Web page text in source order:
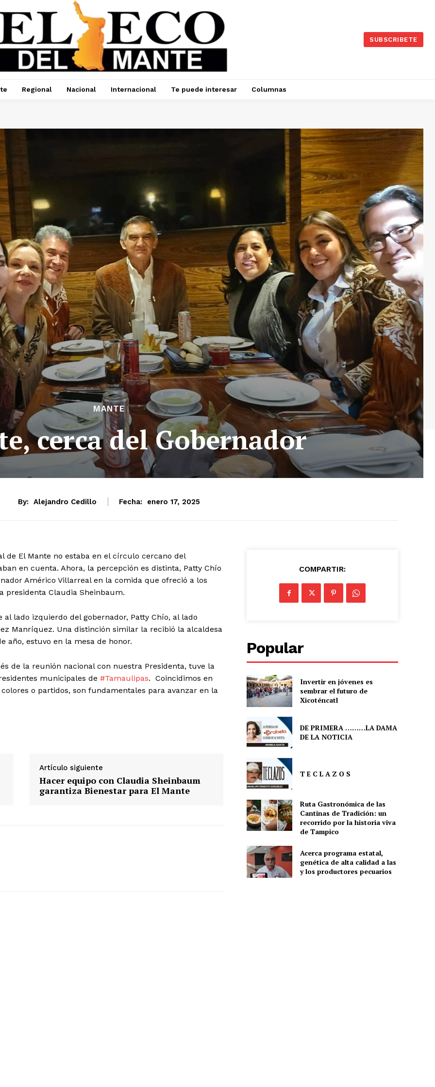
SUBSCRIBETE
Regional Nacional Internacional Te puede interesar Columnas
MANTE
cerca del Gobernador
By: Alejandro Cedillo Fecha: enero 17, 2025
El Mante no estaba en el círculo cercano del
en cuenta. Ahora, la percepción es distinta, Patty Chío
Américo Villarreal en la comida que ofreció a los
presidenta Claudia Sheinbaum.
lado izquierdo del gobernador, Patty Chío, al lado
Manríquez. Una distinción similar la recibió la alcaldesa
año, estuvo en la mesa de honor.
de la reunión nacional con nuestra Presidenta, tuve la
municipales de #Tamaulipas. Coincidimos en
o partidos, son fundamentales para avanzar en la
Artículo siguiente
Hacer equipo con Claudia Sheinbaum
garantiza Bienestar para El Mante
COMPARTIR:
Popular
Invertir en jóvenes es
sembrar el futuro de
Xicoténcatl
DE PRIMERA ………LA DAMA
DE LA NOTICIA
T E C L A Z O S
Ruta Gastronómica de las
Cantinas de Tradición: un
recorrido por la historia viva
de Tampico
Acerca programa estatal,
genética de alta calidad a las
y los productores pecuarios